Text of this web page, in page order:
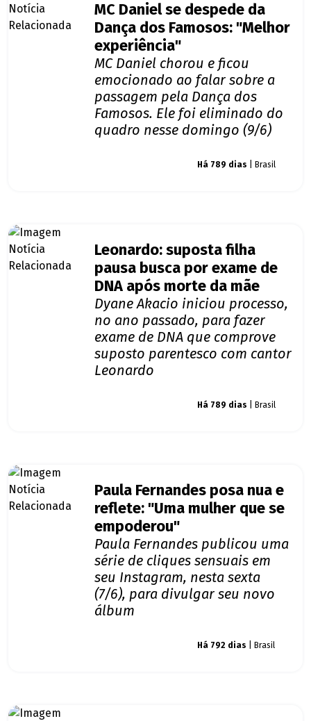
MC Daniel se despede da
Dança dos Famosos: "Melhor
experiência"
MC Daniel chorou e ficou
emocionado ao falar sobre a
passagem pela Dança dos
Famosos. Ele foi eliminado do
quadro nesse domingo (9/6)
Há 789 dias | Brasil
Leonardo: suposta filha
pausa busca por exame de
DNA após morte da mãe
Dyane Akacio iniciou processo,
no ano passado, para fazer
exame de DNA que comprove
suposto parentesco com cantor
Leonardo
Há 789 dias | Brasil
Paula Fernandes posa nua e
reflete: "Uma mulher que se
empoderou"
Paula Fernandes publicou uma
série de cliques sensuais em
seu Instagram, nesta sexta
(7/6), para divulgar seu novo
álbum
Há 792 dias | Brasil